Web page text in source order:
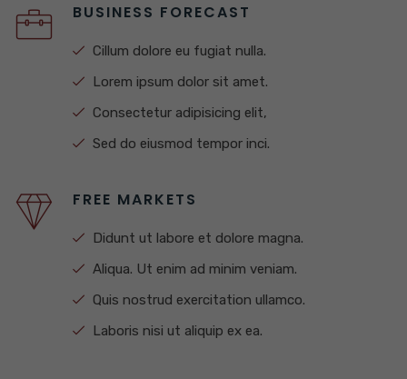
BUSINESS FORECAST
Cillum dolore eu fugiat nulla.
Lorem ipsum dolor sit amet.
Consectetur adipisicing elit,
Sed do eiusmod tempor inci.
FREE MARKETS
Didunt ut labore et dolore magna.
Aliqua. Ut enim ad minim veniam.
Quis nostrud exercitation ullamco.
Laboris nisi ut aliquip ex ea.